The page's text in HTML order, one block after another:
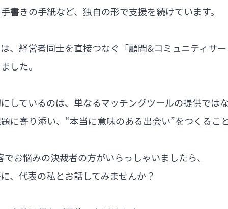
書きの手紙など、独自の形で支援を続けています。
、経営者同士を直接つなぐ「顧問&コミュニティサ
した。
しているのは、単なるマッチングツールの提供では
に寄り添い、“本当に意味のある出会い”をつくるこ
お悩みの決裁者の方がいらっしゃいましたら、
、代表の私とお話してみませんか？